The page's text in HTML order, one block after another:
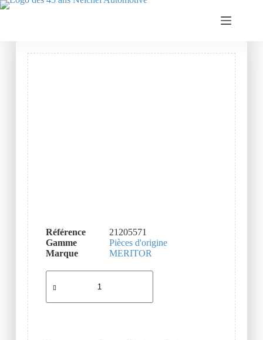
Référence
21205571
Gamme
Pièces d'origine
Marque
MERITOR